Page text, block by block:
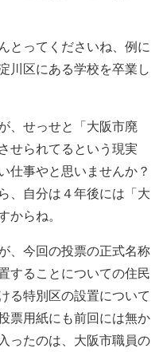
とってくださいね、例に
川区にある学校を卒業し
、せっせと「大阪市廃
せられてるという現実
仕事やと思いませんか？
、自分は４年後には「大
からね。
、今回の投票の正式名称
することについての住民
る特別区の設置について
票用紙にも前回には無か
ったのは、大阪市職員の